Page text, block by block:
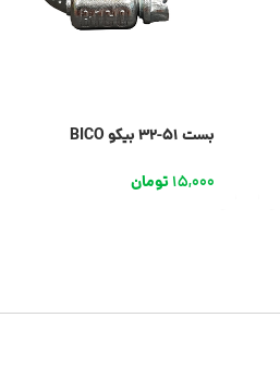
بست 51-32 بیکو BICO
15,000تومان